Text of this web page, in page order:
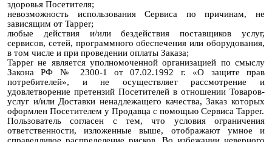
здоровья Посетителя;
невозможность использования Сервиса по причинам, не
зависящим от Tapper;
любые действия и/или бездействия поставщиков услуг,
сервисов, сетей, программного обеспечения или оборудования,
в том числе и при проведении оплаты Заказа;
Tapper не является уполномоченной организацией по смыслу
Закона РФ № 2300-1 от 07.02.1992 г. «О защите прав
потребителей», и не осуществляет рассмотрение и
удовлетворение претензий Посетителей в отношении Товаров-
услуг и/или Доставки ненадлежащего качества, Заказ которых
оформлен Посетителем у Продавца с помощью Сервиса Tapper.
Пользователь согласен с тем, что условия ограничения
ответственности, изложенные выше, отображают умное и